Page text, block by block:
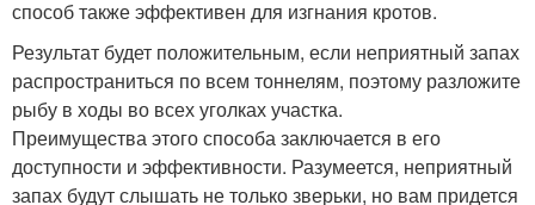
способ также эффективен для изгнания кротов.
Результат будет положительным, если неприятный запах
распространиться по всем тоннелям, поэтому разложите
рыбу в ходы во всех уголках участка.
Преимущества этого способа заключается в его
доступности и эффективности. Разумеется, неприятный
запах будут слышать не только зверьки, но вам придется